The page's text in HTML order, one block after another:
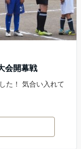
会開幕戦
た！ 気合い入れて